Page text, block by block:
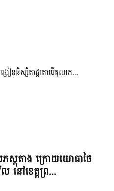
រៀននិស្សិតផ្តោតលើគុណភ...
ភស្តុតាង ក្រោយយោធាថៃ
នៅខេត្តព្រ...